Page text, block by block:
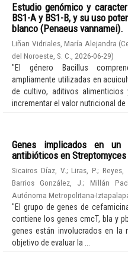
Estudio genómico y
BS1-A y BS1-B, y su uso
blanco (Penaeus vannamei).
Liñan Vidriales, María Alejandra (
del Noroeste, S. C.
2026-06-29)
"El género Bacillus
ampliamente utilizadas en
de cultivo, aditivos alimenticios
incrementar el valor nutricional de ...
Genes implicados en
antibióticos en
Sicairos Díaz, V.;Liras, P.;Reyes,
Barrios González, J. ; Millán
Autónoma Metropolitana-
"El grupo de genes de
contiene los genes cmcT, bla y
genes están involucrados en la
objetivo de evaluar la ...